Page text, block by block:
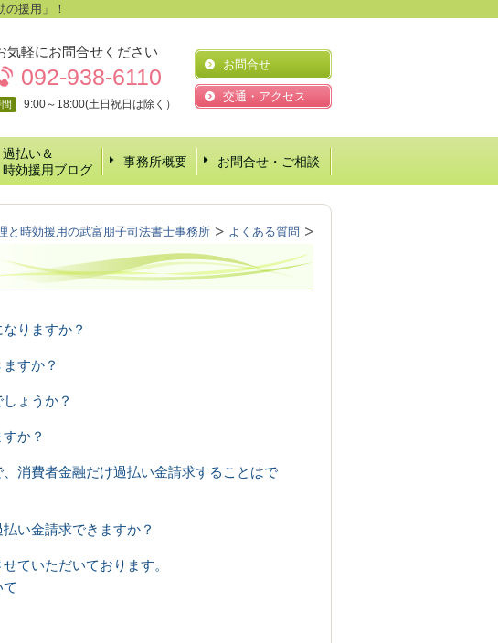
援用」！
気軽にお問合せください
092-938-6110
9:00～18:00(土日祝日は除く）
お問合せ
交通・アクセス
過払い＆
時効援用ブログ
事務所概要 お問合せ・ご相談
と時効援用の武富朋子司法書士事務所 よくある質問
りますか？
すか？
ょうか？
か？
消費者金融だけ過払い金請求することはで
い金請求できますか？
ていただいております。